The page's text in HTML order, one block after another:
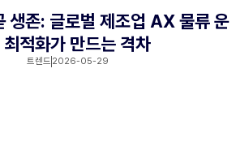
생존: 글로벌 제조업 AX 물류 운
최적화가 만드는 격차
트렌드 2026-05-29